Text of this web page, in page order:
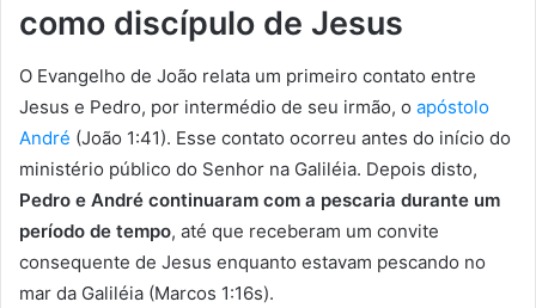
como discípulo de Jesus
O Evangelho de João relata um primeiro contato entre
Jesus e Pedro, por intermédio de seu irmão, o apóstolo
André (João 1:41). Esse contato ocorreu antes do início do
ministério público do Senhor na Galiléia. Depois disto,
Pedro e André continuaram com a pescaria durante um
período de tempo, até que receberam um convite
consequente de Jesus enquanto estavam pescando no
mar da Galiléia (Marcos 1:16s).